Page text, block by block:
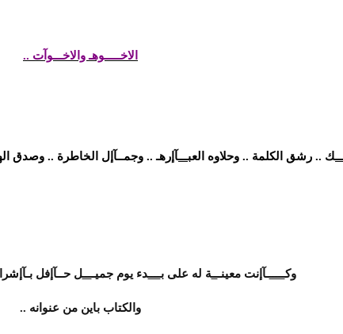
الاخـــــوهـ والاخـــوآت ..
ك .. رشق الكلمة .. وحلاوه العبـــآإرهـ .. وجمــآإل الخاطرة .. وصدق
وكــــــآإنت معينـــة له على بــــدء يوم جميــــل حــآإفل
والكتاب باين من عنوانه ..